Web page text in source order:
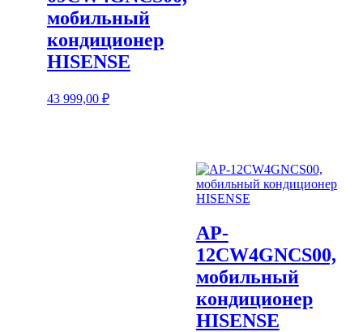
мобильный
кондиционер
HISENSE
43 999,00 ₽
AP-
12СW4GNCS00,
мобильный
кондиционер
HISENSE